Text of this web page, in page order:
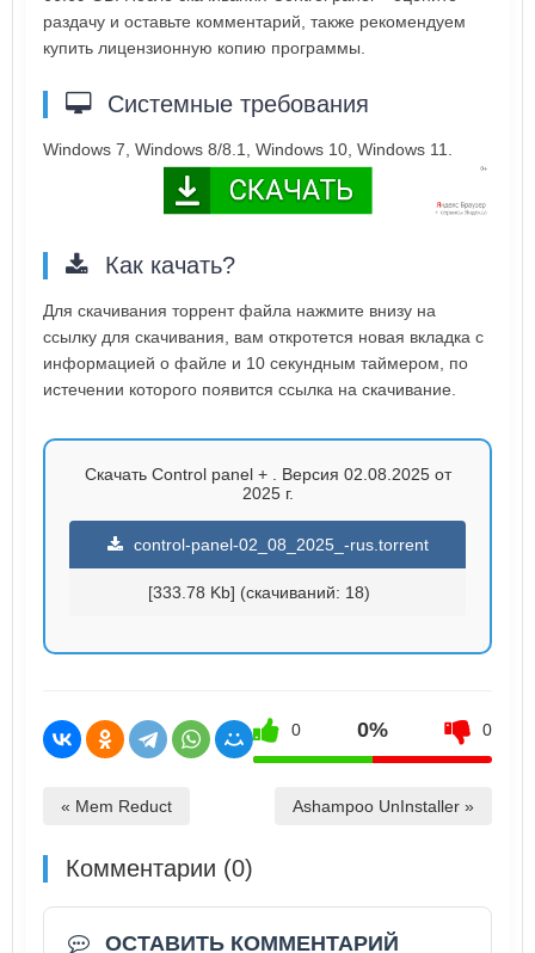
раздачу и оставьте комментарий, также рекомендуем
купить лицензионную копию программы.
Системные требования
Windows 7, Windows 8/8.1, Windows 10, Windows 11.
Как качать?
Для скачивания торрент файла нажмите внизу на
ссылку для скачивания, вам откротется новая вкладка с
информацией о файле и 10 секундным таймером, по
истечении которого появится ссылка на скачивание.
Скачать Control panel + . Версия 02.08.2025 от
2025 г.
control-panel-02_08_2025_-rus.torrent
[333.78 Kb] (cкачиваний: 18)
0 0% 0
« Mem Reduct Ashampoo UnInstaller »
Комментарии (0)
ОСТАВИТЬ КОММЕНТАРИЙ